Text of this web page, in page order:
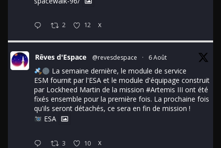
2 12 X
Rêves d'Espace @revesdespace · 6 Août
La semaine dernière, le module de service
ESM fournit par l'ESA et le module d'équipage construit
par Lockheed Martin de la mission #Artemis III ont été
fixés ensemble pour la première fois. La prochaine fois
qu'ils seront détachés, ce sera en fin de mission !
ESA
3 10 X